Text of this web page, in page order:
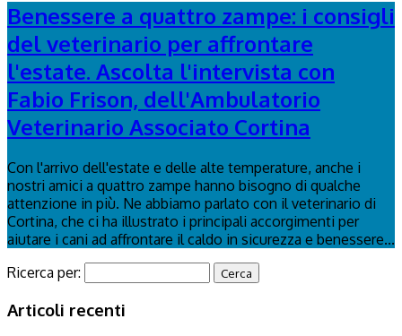
Benessere a quattro zampe: i consigli
del veterinario per affrontare
l'estate. Ascolta l'intervista con
Fabio Frison, dell'Ambulatorio
Veterinario Associato Cortina
Con l'arrivo dell'estate e delle alte temperature, anche i
nostri amici a quattro zampe hanno bisogno di qualche
attenzione in più. Ne abbiamo parlato con il veterinario di
Cortina, che ci ha illustrato i principali accorgimenti per
aiutare i cani ad affrontare il caldo in sicurezza e benessere...
Ricerca per:
Articoli recenti